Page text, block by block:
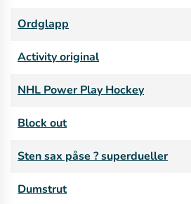
Ordglapp
Activity original
NHL Power Play Hockey
Block out
Sten sax påse ? superdueller
Dumstrut